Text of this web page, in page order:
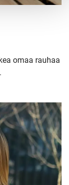
omaa rauhaa